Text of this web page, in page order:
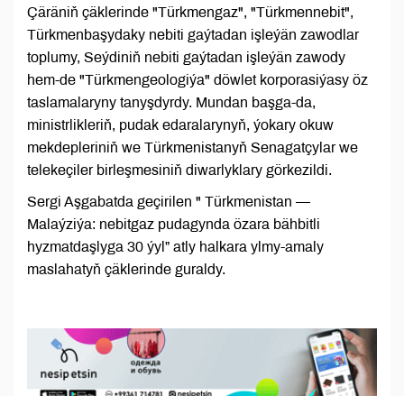
Çäräniň çäklerinde "Türkmengaz", "Türkmennebit",
Türkmenbaşydaky nebiti gaýtadan işleýän zawodlar
toplumy, Seýdiniň nebiti gaýtadan işleýän zawody
hem-de "Türkmengeologiýa" döwlet korporasiýasy öz
taslamalaryny tanyşdyrdy. Mundan başga-da,
ministrlikleriň, pudak edaralarynyň, ýokary okuw
mekdepleriniň we Türkmenistanyň Senagatçylar we
telekeçiler birleşmesiniň diwarlyklary görkezildi.
Sergi Aşgabatda geçirilen " Türkmenistan —
Malaýziýa: nebitgaz pudagynda özara bähbitli
hyzmatdaşlyga 30 ýyl” atly halkara ylmy-amaly
maslahatyň çäklerinde guraldy.